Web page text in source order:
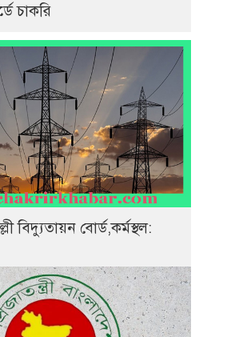
চাকরি
বিদ্যুতায়ন বোর্ড,কর্মস্থল: